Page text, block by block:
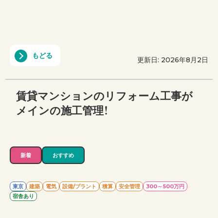
もどる 更新日: 2026年8月2日
賃貸マンションのリフォーム工事が
メインの施工管理！
新着 おすすめ
東京 建築 電気 設備/プラント 積算 安全管理
300～500万円
宿舎あり